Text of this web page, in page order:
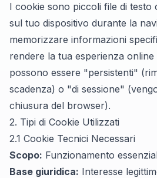
I cookie sono piccoli file di testo
sul tuo dispositivo durante la
memorizzare informazioni
rendere la tua esperienza
possono essere "persistenti"
scadenza) o "di sessione"
chiusura del browser).
2. Tipi di Cookie Utilizzati
2.1 Cookie Tecnici Necessari
Scopo: Funzionamento
Base giuridica: Interesse